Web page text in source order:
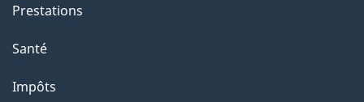
Prestations
Santé
Impôts